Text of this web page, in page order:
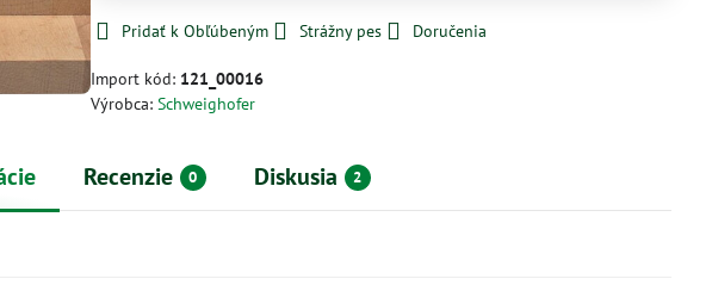
Pridať k Obľúbeným Strážny pes Doručenia
Import kód: 121_00016
Výrobca:Schweighofer
Recenzie 0 Diskusia 2